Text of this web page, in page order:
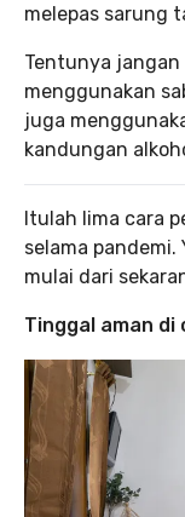
melepas sarung
Tentunya
menggunakan
juga
kandungan
Itulah lima cara
selama
mulai dari
Tinggal aman di